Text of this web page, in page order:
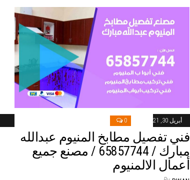
أبريل 30, 2021 0
فني تفصيل مطابخ المنيوم عبدالله
مبارك / 65857744 / مصنع جميع
أعمال الالمنيوم